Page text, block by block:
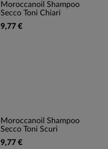
Moroccanoil Shampoo
Secco Toni Chiari
9,77 €
Moroccanoil Shampoo
Secco Toni Scuri
9,77 €